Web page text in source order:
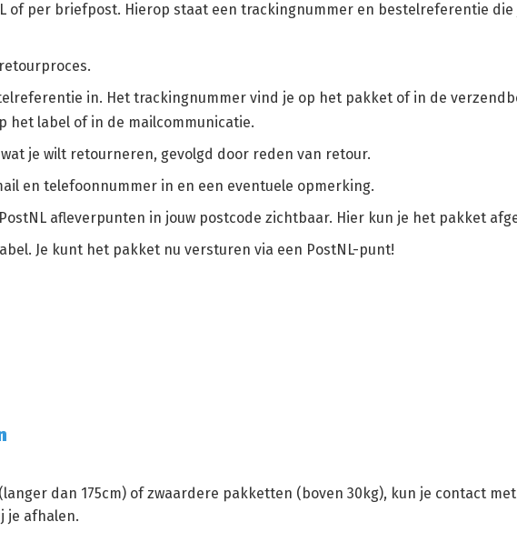
of per briefpost. Hierop staat een trackingnummer en bestelreferentie
in. Het trackingnummer vind je op het pakket of in de
het label of in de mailcommunicatie.
je wilt retourneren, gevolgd door reden van retour.
en telefoonnummer in en een eventuele opmerking.
afleverpunten in jouw postcode zichtbaar. Hier kun je het pakket
Je kunt het pakket nu versturen via een PostNL-punt!
dan 175cm) of zwaardere pakketten (boven 30kg), kun je contact
je afhalen.